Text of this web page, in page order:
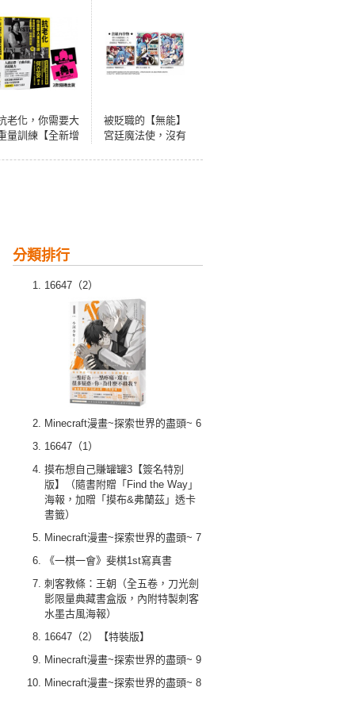
老化，你需要大
量訓練【全新增
被貶職的【無能】
宮廷魔法使，沒有
分類排行
16647（2）
Minecraft漫畫~探索世界的盡頭~ 6
16647（1）
摸布想自己賺罐罐3【簽名特別
版】（隨書附贈「Find the Way」
海報，加贈「摸布&弗蘭茲」透卡
書籤）
Minecraft漫畫~探索世界的盡頭~ 7
《一棋一會》斐棋1st寫真書
刺客教條：王朝（全五卷，刀光劍
影限量典藏書盒版，內附特製刺客
水墨古風海報）
16647（2）【特裝版】
Minecraft漫畫~探索世界的盡頭~ 9
Minecraft漫畫~探索世界的盡頭~ 8